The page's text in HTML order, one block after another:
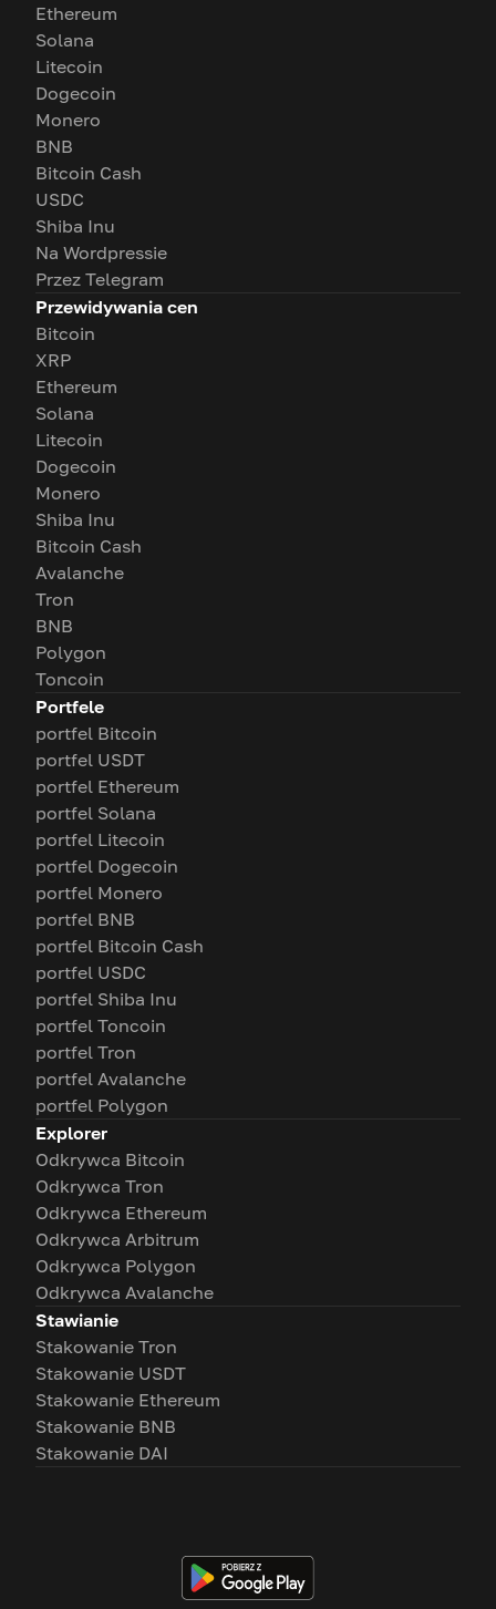
Ethereum
Solana
Litecoin
Dogecoin
Monero
BNB
Bitcoin Cash
USDC
Shiba Inu
Na Wordpressie
Przez Telegram
Przewidywania cen
Bitcoin
XRP
Ethereum
Solana
Litecoin
Dogecoin
Monero
Shiba Inu
Bitcoin Cash
Avalanche
Tron
BNB
Polygon
Toncoin
Portfele
portfel Bitcoin
portfel USDT
portfel Ethereum
portfel Solana
portfel Litecoin
portfel Dogecoin
portfel Monero
portfel BNB
portfel Bitcoin Cash
portfel USDC
portfel Shiba Inu
portfel Toncoin
portfel Tron
portfel Avalanche
portfel Polygon
Explorer
Odkrywca Bitcoin
Odkrywca Tron
Odkrywca Ethereum
Odkrywca Arbitrum
Odkrywca Polygon
Odkrywca Avalanche
Stawianie
Stakowanie Tron
Stakowanie USDT
Stakowanie Ethereum
Stakowanie BNB
Stakowanie DAI